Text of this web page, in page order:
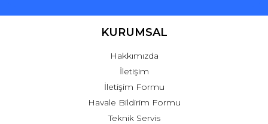
KURUMSAL
Hakkımızda
İletişim
İletişim Formu
Havale Bildirim Formu
Teknik Servis